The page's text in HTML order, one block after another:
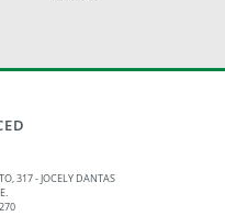
317 - JOCELY DANTAS